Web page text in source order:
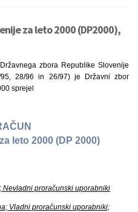
za leto 2000 (DP2000),
zbora Republike Slovenije
28/96 in 26/97) je Državni zbor
sprejel
leto 2000 (DP 2000)
proračunski uporabniki
Vladni proračunski uporabniki;